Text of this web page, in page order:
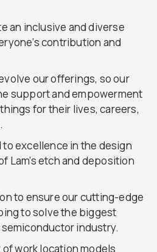
an inclusive and diverse
contribution and
our offerings, so our
support and empowerment
for their lives, careers,
to excellence in the design
Lam’s etch and deposition
to ensure our cutting-edge
to solve the biggest
industry.
work location models